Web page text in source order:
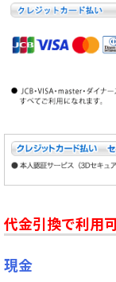
代金引換で利用
現金